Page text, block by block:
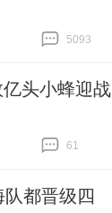
5093
头小蜂迎战
61
都晋级四